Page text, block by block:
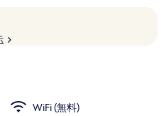
WiFi (無料)